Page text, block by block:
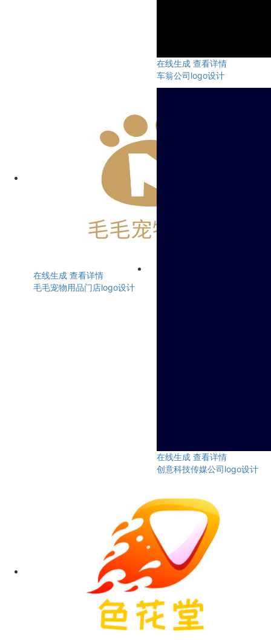
在线生成 查看详情
车翁公司logo设计
在线生成 查看详情
毛毛宠物用品门店logo设计
在线生成 查看详情
创意科技传媒公司logo设计